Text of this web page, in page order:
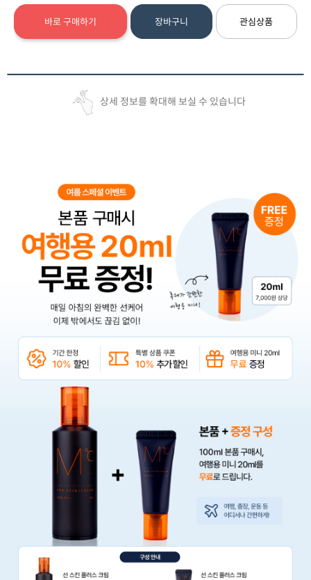
바로 구매하기 장바구니 관심상품
상세 정보를 확대해 보실 수 있습니다